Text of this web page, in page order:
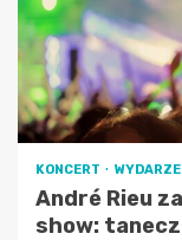
KONCERT
André Rieu
show: